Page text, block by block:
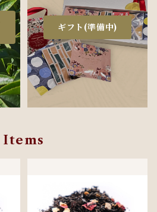
ギフト(準備中)
Items